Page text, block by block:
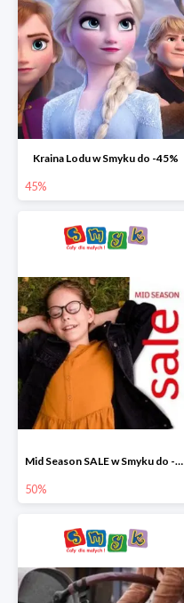
Kraina Lodu w Smyku do -45%
45%
Mid Season SALE w Smyku do -50%
50%